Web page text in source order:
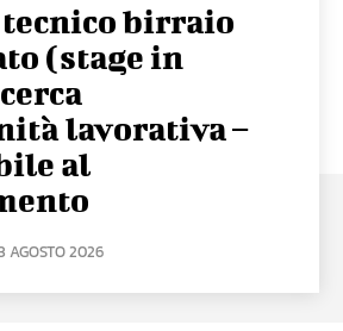
tecnico birraio
(stage in
lavorativa –
al
AGOSTO 2026